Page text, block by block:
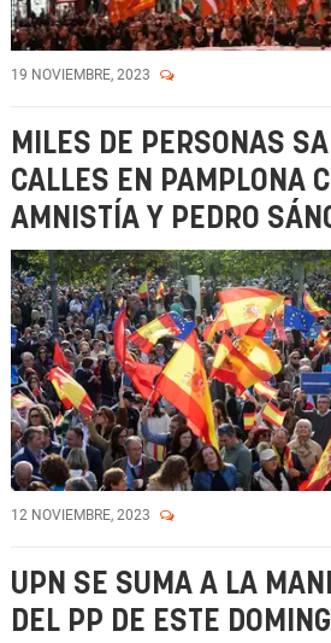
19 NOVIEMBRE, 2023
MILES DE PERSONAS
CALLES EN PAMPLONA
AMNISTÍA Y PEDRO
12 NOVIEMBRE, 2023
UPN SE SUMA A LA
DEL PP DE ESTE